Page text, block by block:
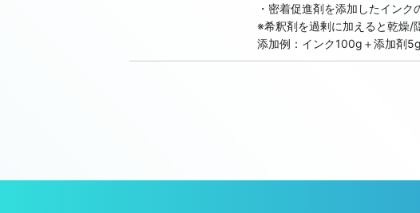
84HTY Halftone Yellow 【非在庫/輸入可能】/旧：
84HTBK Halftone Black 【非在庫/輸入可能】/旧：
・密着促進剤を添加したイン
※希釈剤を過剰に加えると乾燥/
添加例：インク100g＋添加剤